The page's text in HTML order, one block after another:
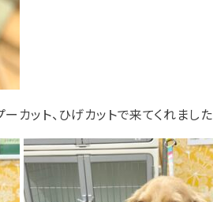
カット、ひげカットで来てくれました